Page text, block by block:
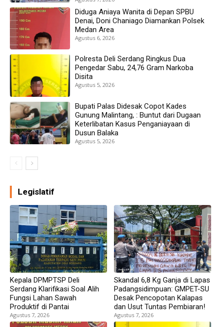
Diduga Aniaya Wanita di Depan SPBU
Denai, Doni Chaniago Diamankan Polsek
Medan Area
Agustus 6, 2026
Polresta Deli Serdang Ringkus Dua
Pengedar Sabu, 24,76 Gram Narkoba
Disita
Agustus 5, 2026
Bupati Palas Didesak Copot Kades
Gunung Malintang, : Buntut dari Dugaan
Keterlibatan Kasus Penganiayaan di
Dusun Balaka
Agustus 5, 2026
Legislatif
Kepala DPMPTSP Deli
Serdang Klarifikasi Soal Alih
Fungsi Lahan Sawah
Produktif di Pantai
Agustus 7, 2026
Skandal 6,8 Kg Ganja di Lapas
Padangsidimpuan: GMPET-SU
Desak Pencopotan Kalapas
dan Usut Tuntas Pembiaran!
Agustus 7, 2026